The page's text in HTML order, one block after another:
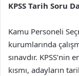
KPSS Tarih Soru
Kamu Personeli
kurumlarında
sınavdır.
kısmı, adayların